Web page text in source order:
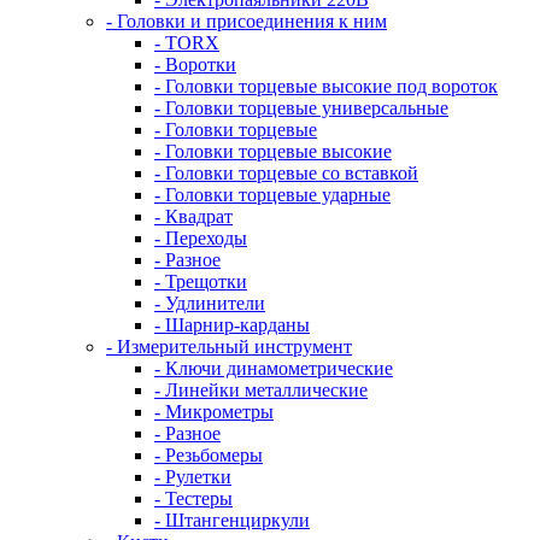
- Головки и присоединения к ним
- TORX
- Воротки
- Головки торцевые высокие под вороток
- Головки торцевые универсальные
- Головки торцевые
- Головки торцевые высокие
- Головки торцевые со вставкой
- Головки торцевые ударные
- Квадрат
- Переходы
- Разное
- Трещотки
- Удлинители
- Шарнир-карданы
- Измерительный инструмент
- Ключи динамометрические
- Линейки металлические
- Микрометры
- Разное
- Резьбомеры
- Рулетки
- Тестеры
- Штангенциркули